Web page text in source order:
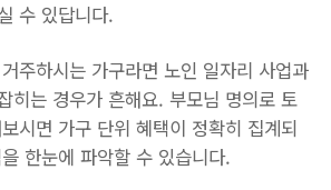
수 있답니다.
주하시는 가구라면 노인 일자리 사업과
히는 경우가 흔해요. 부모님 명의로 토
시면 가구 단위 혜택이 정확히 집계되
한눈에 파악할 수 있습니다.